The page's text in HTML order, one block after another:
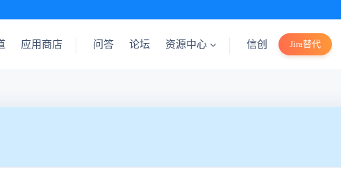
应用商店 问答 论坛 资源中心 信创 Jira替代